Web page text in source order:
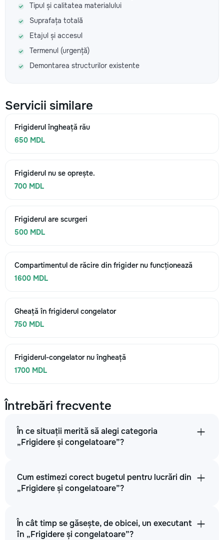
Tipul și calitatea materialului
Suprafața totală
Etajul și accesul
Termenul (urgență)
Demontarea structurilor existente
Servicii similare
Frigiderul îngheață rău
650 MDL
Frigiderul nu se oprește.
700 MDL
Frigiderul are scurgeri
500 MDL
Compartimentul de răcire din frigider nu funcționează
1600 MDL
Gheață în frigiderul congelator
750 MDL
Frigiderul-congelator nu îngheață
1700 MDL
Întrebări frecvente
În ce situații merită să alegi categoria
„Frigidere și congelatoare”?
Cum estimezi corect bugetul pentru lucrări din
„Frigidere și congelatoare”?
În cât timp se găsește, de obicei, un executant
în „Frigidere și congelatoare”?